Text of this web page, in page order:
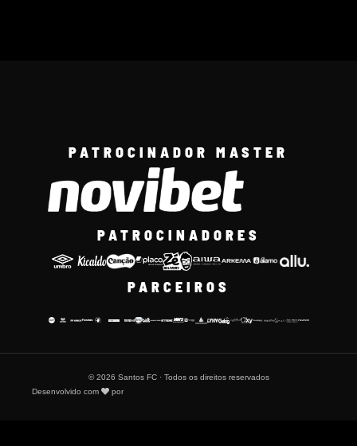
PATROCINADOR MASTER
PATROCINADORES
PARCEIROS
© 2026 Santos FC · Todos os direitos reservados
Desenvolvido com
por